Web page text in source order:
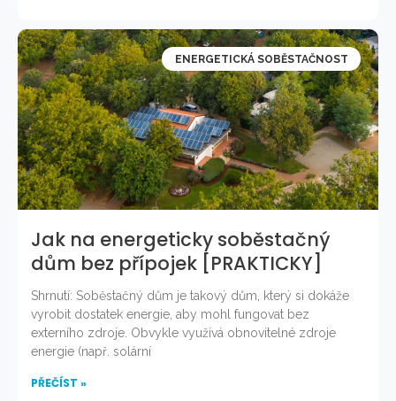
ENERGETICKÁ SOBĚSTAČNOST
Jak na energeticky soběstačný
dům bez přípojek [PRAKTICKY]
Shrnutí: Soběstačný dům je takový dům, který si dokáže
vyrobit dostatek energie, aby mohl fungovat bez
externího zdroje. Obvykle využívá obnovitelné zdroje
energie (např. solární
PŘEČÍST »